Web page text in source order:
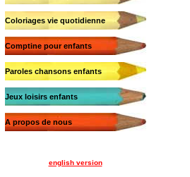
Coloriages vie quotidienne
Comptine pour enfants
Paroles chansons enfants
Jeux loisirs enfants
A propos de nous
english version